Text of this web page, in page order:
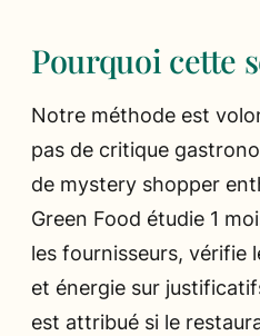
Pourquoi cette
Notre méthode est
pas de critique
de mystery shopper
Green Food étudie 1
les fournisseurs, vérifie
et énergie sur
est attribué si le